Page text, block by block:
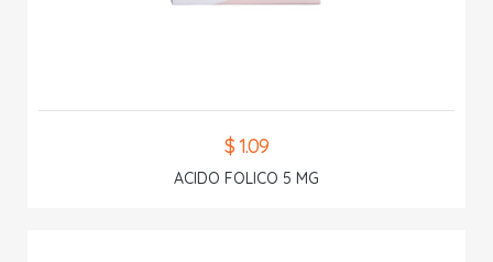
$ 1.09
ACIDO FOLICO 5 MG